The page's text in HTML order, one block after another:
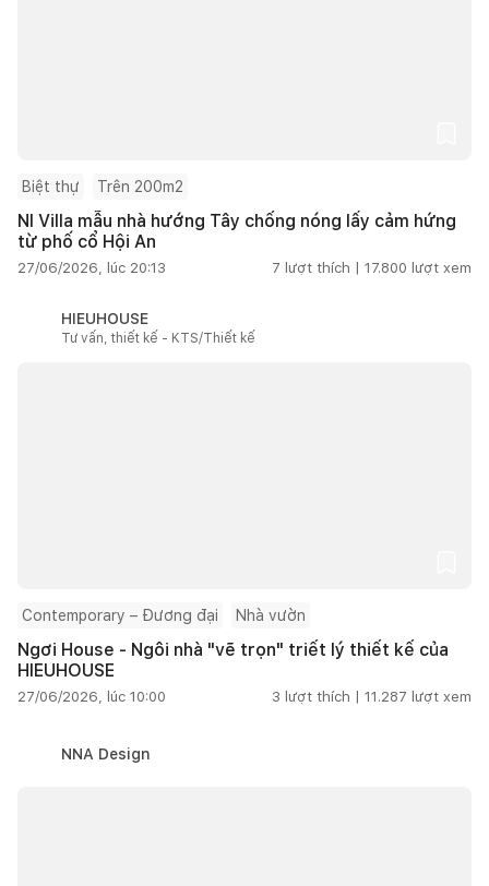
Biệt thự Trên 200m2
NI Villa mẫu nhà hướng Tây chống nóng lấy cảm hứng
từ phố cổ Hội An
27/06/2026, lúc 20:13 7 lượt thích | 17.800 lượt xem
HIEUHOUSE
Tư vấn, thiết kế - KTS/Thiết kế
Contemporary – Đương đại Nhà vườn
Ngơi House - Ngôi nhà "vẽ trọn" triết lý thiết kế của
HIEUHOUSE
27/06/2026, lúc 10:00 3 lượt thích | 11.287 lượt xem
NNA Design